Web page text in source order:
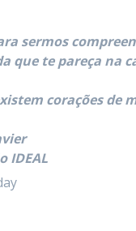
sermos
que te pareça na
corações de
IDEAL